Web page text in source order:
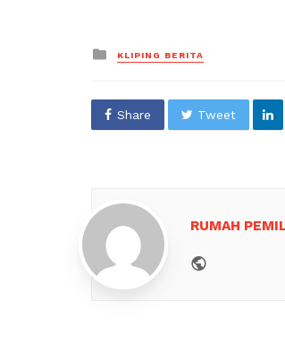
Posted
in
KLIPING BERITA
Share Tweet
RUMAH